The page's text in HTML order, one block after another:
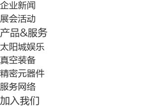
企业新闻
展会活动
产品&服务
太阳城娱乐
真空装备
精密元器件
服务网络
加入我们